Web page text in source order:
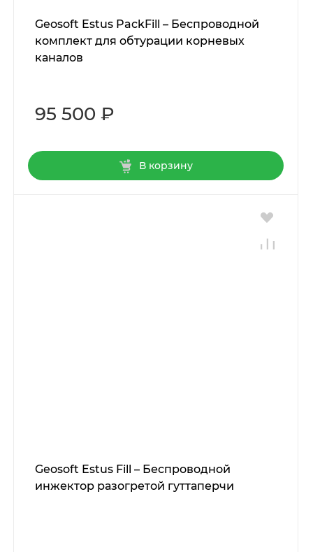
Geosoft Estus PackFill – Беспроводной
комплект для обтурации корневых
каналов
95 500 ₽
В корзину
Geosoft Estus Fill – Беспроводной
инжектор разогретой гуттаперчи